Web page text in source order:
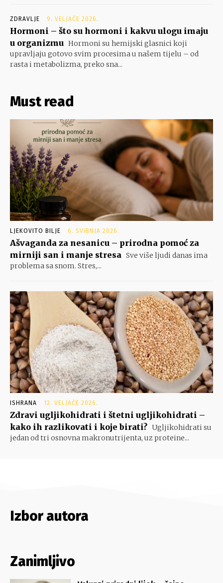
ZDRAVLJE 9. VELJAČE 2026.
Hormoni – što su hormoni i kakvu ulogu imaju
u organizmu Hormoni su hemijski glasnici koji
upravljaju gotovo svim procesima u našem tijelu – od
rasta i metabolizma, preko sna...
Must read
LJEKOVITO BILJE 6. SVIBNJA 2026.
Ašvaganda za nesanicu – prirodna pomoć za
mirniji san i manje stresa Sve više ljudi danas ima
problema sa snom. Stres,...
ISHRANA 12. VELJAČE 2026.
Zdravi ugljikohidrati i štetni ugljikohidrati –
kako ih razlikovati i koje birati? Ugljikohidrati su
jedan od tri osnovna makronutrijenta, uz proteine...
Izbor autora
Zanimljivo